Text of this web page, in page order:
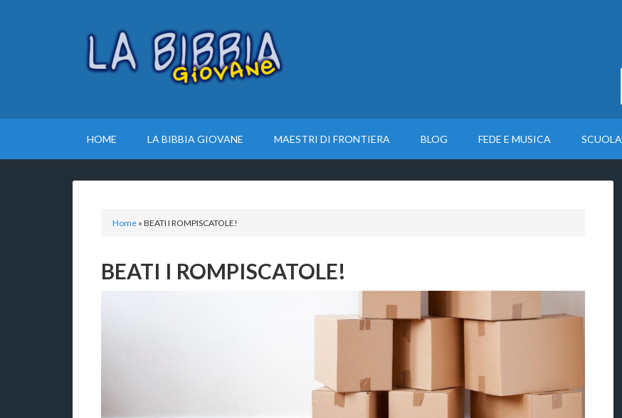
HOME LA BIBBIA GIOVANE MAESTRI DI FRONTIERA BLOG FEDE E MUSICA SCUOLA
Home » BEATI I ROMPISCATOLE!
BEATI I ROMPISCATOLE!